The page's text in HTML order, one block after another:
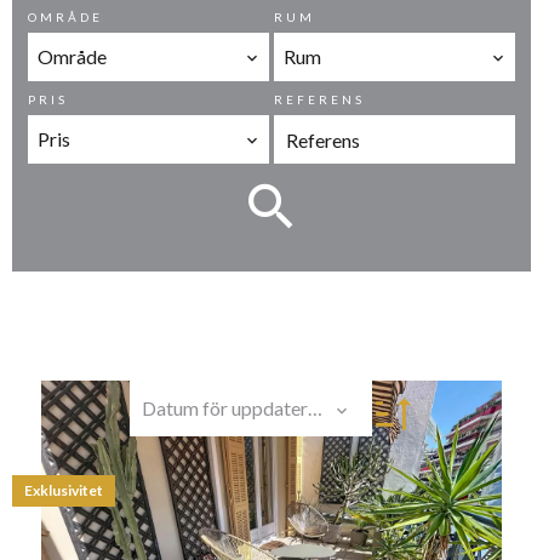
OMRÅDE
Område
RUM
Rum
PRIS
Pris
REFERENS
Exklusivitet
Datum för uppdatering